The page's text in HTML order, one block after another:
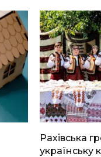
Рахівська
українську